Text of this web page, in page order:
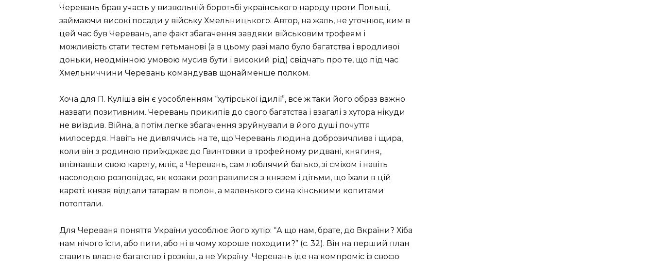
Черевань брав участь у визвольній боротьбі українського народу проти Польщі,
займаючи високі посади у війську Хмельницького. Автор, на жаль, не уточнює, ким в
цей час був Черевань, але факт збагачення завдяки військовим трофеям і
можливість стати тестем гетьманові (а в цьому разі мало було багатства і вродливої
доньки, неодмінною умовою мусив бути і високий рід) свідчать про те, що під час
Хмельниччини Черевань командував щонайменше полком.
Хоча для П. Куліша він є уособленням “хутірської ідилії”, все ж таки його образ важно
назвати позитивним. Черевань прикипів до свого багатства і взагалі з хутора нікуди
не виїздив. Війна, а потім легке збагачення зруйнували в його душі почуття
милосердя. Навіть не дивлячись на те, що Черевань людина доброзичлива і щира,
коли він з родиною приїжджає до Гвинтовки в трофейному ридвані, княгиня,
впізнавши свою карету, мліє, а Черевань, сам люблячий батько, зі сміхом і навіть
насолодою розповідає, як козаки розправилися з князем і дітьми, що їхали в цій
кареті: князя віддали татарам в полон, а маленького сина кінськими копитами
потоптали.
Для Череваня поняття України уособлює його хутір: “А що нам, брате, до Вкраїни? Хіба
нам нічого їсти, або пити, або ні в чому хороше походити?” (с. 32). Він на перший план
ставить власне багатство і розкіш, а не Україну. Черевань іде на компроміс із своєю